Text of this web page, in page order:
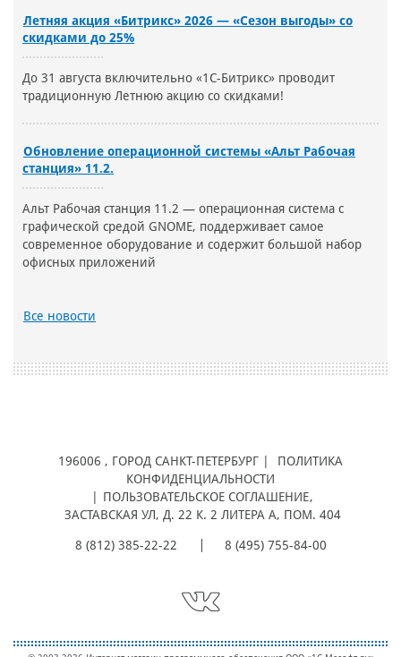
Летняя акция «Битрикс» 2026 — «Сезон выгоды» со
скидками до 25%
До 31 августа включительно «1С-Битрикс» проводит
традиционную Летнюю акцию со скидками!
Обновление операционной системы «Альт Рабочая
станция» 11.2.
Альт Рабочая станция 11.2 — операционная система с
графической средой GNOME, поддерживает самое
современное оборудование и содержит большой набор
офисных приложений
Все новости
196006 , ГОРОД САНКТ-ПЕТЕРБУРГ |
ПОЛИТИКА
КОНФИДЕНЦИАЛЬНОСТИ
ПОЛЬЗОВАТЕЛЬСКОЕ СОГЛАШЕНИЕ,
ЗАСТАВСКАЯ УЛ, Д. 22 К. 2 ЛИТЕРА А, ПОМ. 404
8 (812) 385-22-22 8 (495) 755-84-00